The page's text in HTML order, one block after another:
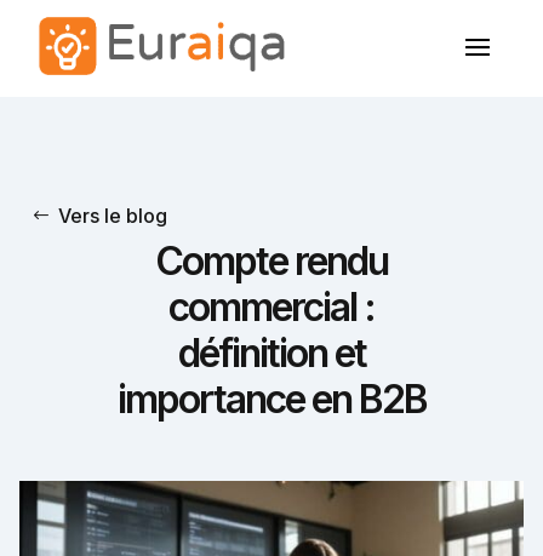
Vers le blog
Compte rendu
commercial :
définition et
importance en B2B